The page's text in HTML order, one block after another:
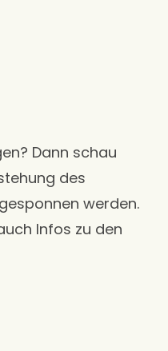
Dann schau
des
werden.
Infos zu den